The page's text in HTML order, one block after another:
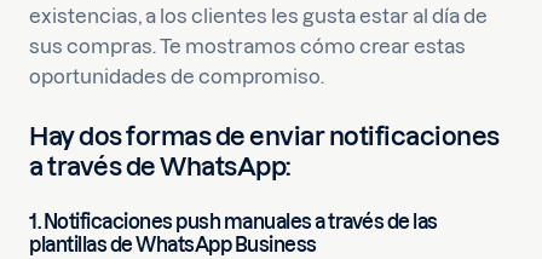
existencias, a los clientes les gusta estar al día de
sus compras. Te mostramos cómo crear estas
oportunidades de compromiso.
Hay dos formas de enviar notificaciones
a través de WhatsApp:
1. Notificaciones push manuales a través de las
plantillas de WhatsApp Business